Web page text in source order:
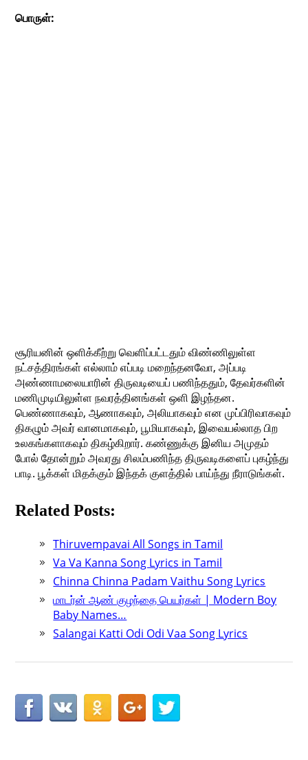
பொருள்:
சூரியனின் ஒளிக்கீற்று வெளிப்பட்டதும் விண்ணிலுள்ள
நட்சத்திரங்கள் எல்லாம் எப்படி மறைந்தனவோ, அப்படி
அண்ணாமலையாரின் திருவடியைப் பணிந்ததும், தேவர்களின்
மணிமுடியிலுள்ள நவரத்தினங்கள் ஒளி இழந்தன.
பெண்ணாகவும், ஆணாகவும், அலியாகவும் என முப்பிரிவாகவும்
திகழும் அவர் வானமாகவும், பூமியாகவும், இவையல்லாத பிற
உலகங்களாகவும் திகழ்கிறார். கண்ணுக்கு இனிய அமுதம்
போல் தோன்றும் அவரது சிலம்பணிந்த திருவடிகளைப் புகழ்ந்து
பாடி. பூக்கள் மிதக்கும் இந்தக் குளத்தில் பாய்ந்து நீராடுங்கள்.
Related Posts:
Thiruvempavai All Songs in Tamil
Va Va Kanna Song Lyrics in Tamil
Chinna Chinna Padam Vaithu Song Lyrics
மாடர்ன் ஆண் குழந்தை பெயர்கள் | Modern Boy
Baby Names…
Salangai Katti Odi Odi Vaa Song Lyrics